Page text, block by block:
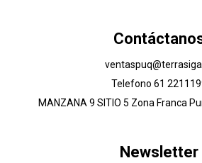
Telefono 61
MANZANA 9 SITIO 5 Zona Franca
Newsletter